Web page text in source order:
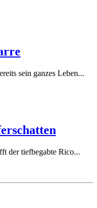
sein ganzes Leben...
der tiefbegabte Rico...